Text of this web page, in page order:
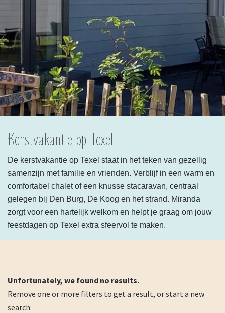
Kerstvakantie op Texel
De kerstvakantie op Texel staat in het teken van gezellig
samenzijn met familie en vrienden. Verblijf in een warm en
comfortabel chalet of een knusse stacaravan, centraal
gelegen bij Den Burg, De Koog en het strand. Miranda
zorgt voor een hartelijk welkom en helpt je graag om jouw
feestdagen op Texel extra sfeervol te maken.
Unfortunately, we found no results.
Remove one or more filters to get a result, or start a new
search: